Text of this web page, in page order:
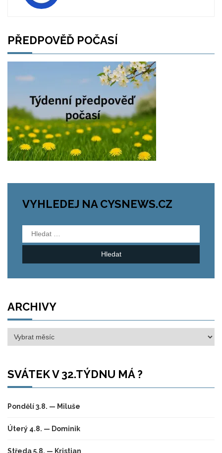
PŘEDPOVĚĎ POČASÍ
VYHLEDEJ NA CYSNEWS.CZ
Vyhledávání
ARCHIVY
Archivy
SVÁTEK V 32.TÝDNU MÁ ?
Pondělí 3.8. — Miluše
Úterý 4.8. — Dominik
Středa 5.8. — Kristian